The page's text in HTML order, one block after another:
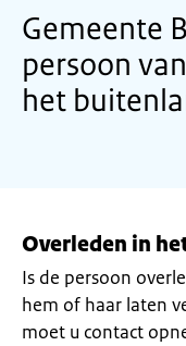
Gemeente
persoon
het
Overleden in
Is de persoon
hem of haar laten
moet u contact